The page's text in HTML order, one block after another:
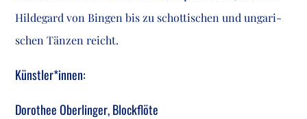
Hil­de­gard von Bin­gen bis zu schot­ti­schen und unga­ri­
schen Tän­zen reicht.
Künstler*innen:
Doro­thee Ober­lin­ger, Block­flö­te